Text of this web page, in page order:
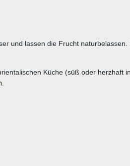
und lassen die Frucht
Küche (süß oder herzhaft